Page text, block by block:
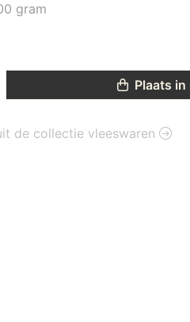
gram
Plaats in
de collectie vleeswaren